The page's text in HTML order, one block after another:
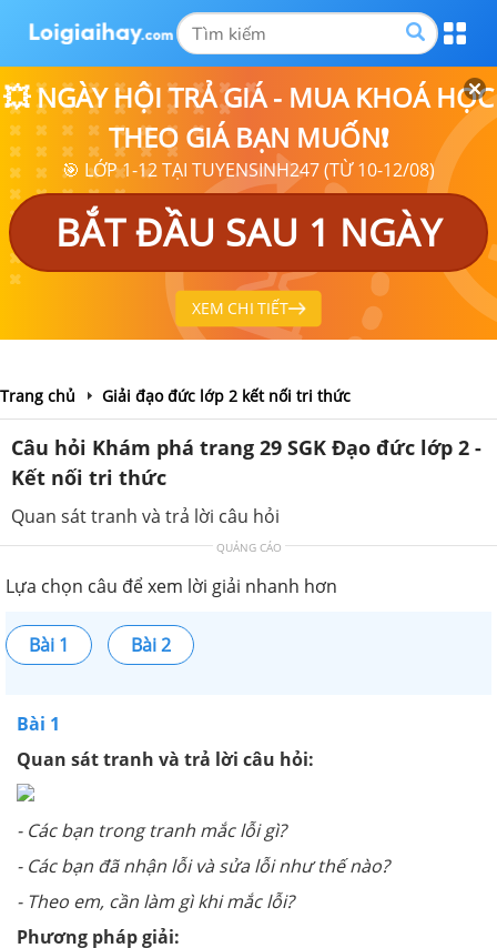
💥 NGÀY HỘI TRẢ GIÁ - MUA KHOÁ HỌC
THEO GIÁ BẠN MUỐN❗
🎯 LỚP 1-12 TẠI TUYENSINH247 (TỪ 10-12/08)
BẮT ĐẦU SAU 1 NGÀY
XEM CHI TIẾT
Trang chủ Giải đạo đức lớp 2 kết nối tri thức
Câu hỏi Khám phá trang 29 SGK Đạo đức lớp 2 -
Kết nối tri thức
Quan sát tranh và trả lời câu hỏi
QUẢNG CÁO
Lựa chọn câu để xem lời giải nhanh hơn
Bài 1 Bài 2
Bài 1
Quan sát tranh và trả lời câu hỏi:
- Các bạn trong tranh mắc lỗi gì?
- Các bạn đã nhận lỗi và sửa lỗi như thế nào?
- Theo em, cần làm gì khi mắc lỗi?
Phương pháp giải: